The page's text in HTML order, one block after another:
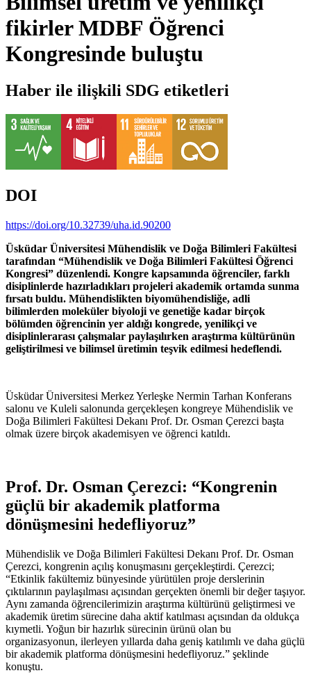
fikirler MDBF Öğrenci
Kongresinde buluştu
Haber ile ilişkili SDG etiketleri
DOI
https://doi.org/10.32739/uha.id.90200
Üsküdar Üniversitesi Mühendislik ve Doğa Bilimleri Fakültesi
tarafından “Mühendislik ve Doğa Bilimleri Fakültesi Öğrenci
Kongresi” düzenlendi. Kongre kapsamında öğrenciler, farklı
disiplinlerde hazırladıkları projeleri akademik ortamda sunma
fırsatı buldu. Mühendislikten biyomühendisliğe, adli
bilimlerden moleküler biyoloji ve genetiğe kadar birçok
bölümden öğrencinin yer aldığı kongrede, yenilikçi ve
disiplinlerarası çalışmalar paylaşılırken araştırma kültürünün
geliştirilmesi ve bilimsel üretimin teşvik edilmesi hedeflendi.
Üsküdar Üniversitesi Merkez Yerleşke Nermin Tarhan Konferans
salonu ve Kuleli salonunda gerçekleşen kongreye Mühendislik ve
Doğa Bilimleri Fakültesi Dekanı Prof. Dr. Osman Çerezci başta
olmak üzere birçok akademisyen ve öğrenci katıldı.
Prof. Dr. Osman Çerezci: “Kongrenin
güçlü bir akademik platforma
dönüşmesini hedefliyoruz”
Mühendislik ve Doğa Bilimleri Fakültesi Dekanı Prof. Dr. Osman
Çerezci, kongrenin açılış konuşmasını gerçekleştirdi. Çerezci;
“Etkinlik fakültemiz bünyesinde yürütülen proje derslerinin
çıktılarının paylaşılması açısından gerçekten önemli bir değer taşıyor.
Aynı zamanda öğrencilerimizin araştırma kültürünü geliştirmesi ve
akademik üretim sürecine daha aktif katılması açısından da oldukça
kıymetli. Yoğun bir hazırlık sürecinin ürünü olan bu
organizasyonun, ilerleyen yıllarda daha geniş katılımlı ve daha güçlü
bir akademik platforma dönüşmesini hedefliyoruz.” şeklinde
konuştu.